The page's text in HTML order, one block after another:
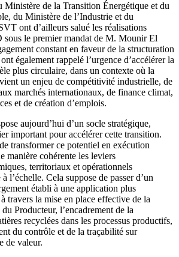
Ministère de la Transition Énergétique et du
du Ministère de l’Industrie et du
ont d’ailleurs salué les réalisations
sous le premier mandat de M. Mounir El
constant en faveur de la structuration
également rappelé l’urgence d’accélérer la
plus circulaire, dans un contexte où la
un enjeu de compétitivité industrielle, de
marchés internationaux, de finance climat,
et de création d’emplois.
aujourd’hui d’un socle stratégique,
important pour accélérer cette transition.
transformer ce potentiel en exécution
manière cohérente les leviers
territoriaux et opérationnels
à l’échelle. Cela suppose de passer d’un
établi à une application plus
travers la mise en place effective de la
Producteur, l’encadrement de la
recyclées dans les processus productifs,
du contrôle et de la traçabilité sur
de valeur.